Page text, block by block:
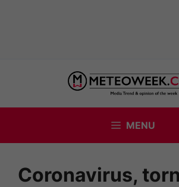
contenuto
MENU
Coronavirus,